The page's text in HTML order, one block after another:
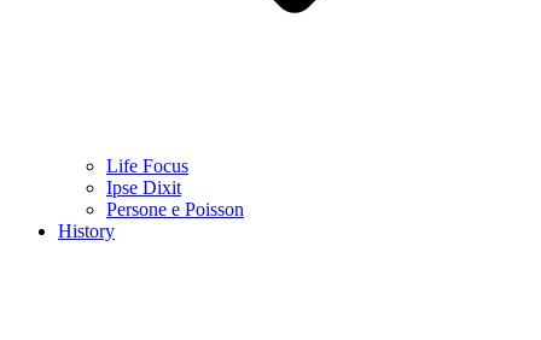
Life Focus
Ipse Dixit
Persone e Poisson
History